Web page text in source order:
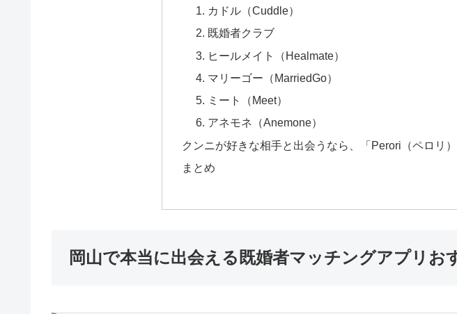
1. カドル（Cuddle）
2. 既婚者クラブ
3. ヒールメイト（Healmate）
4. マリーゴー（MarriedGo）
5. ミート（Meet）
6. アネモネ（Anemone）
クンニが好きな相手と出会うなら、「Perori（ペロリ）
まとめ
岡山で本当に出会える既婚者マッチングアプリお